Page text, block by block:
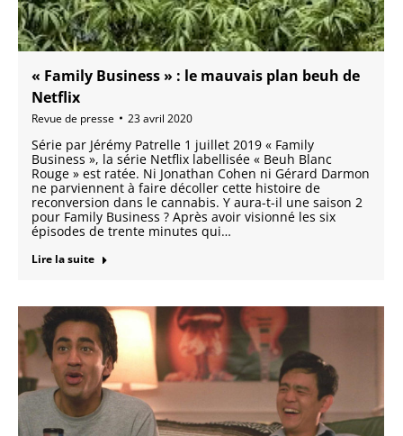
« Family Business » : le mauvais plan beuh de
Netflix
Revue de presse 23 avril 2020
Série par Jérémy Patrelle 1 juillet 2019 « Family
Business », la série Netflix labellisée « Beuh Blanc
Rouge » est ratée. Ni Jonathan Cohen ni Gérard Darmon
ne parviennent à faire décoller cette histoire de
reconversion dans le cannabis. Y aura-t-il une saison 2
pour Family Business ? Après avoir visionné les six
épisodes de trente minutes qui…
Lire la suite